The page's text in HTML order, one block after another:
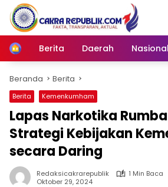
Langsung
konten
Home
Berita Daerah Nasional
Beranda Berita
Berita Kemenkumham
Lapas Narkotika
Strategi Kebijakan
secara Daring
Redaksicakrarepublik
1 Min Baca
Oktober 29, 2024